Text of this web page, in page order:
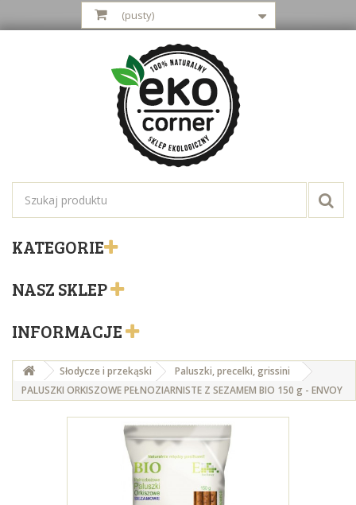
(pusty)
KATEGORIE
NASZ SKLEP
INFORMACJE
Słodycze i przekąski
Paluszki, precelki, grissini
PALUSZKI ORKISZOWE PEŁNOZIARNISTE Z SEZAMEM BIO 150 g - ENVOY